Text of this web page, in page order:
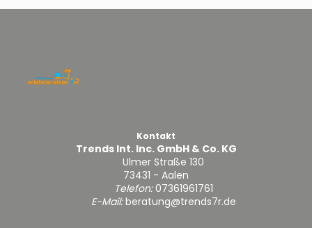
Kontakt
Trends Int. Inc. GmbH & Co. KG
Ulmer Straße 130
73431 - Aalen
Telefon:07361961761
E-Mail:beratung@trends7r.de